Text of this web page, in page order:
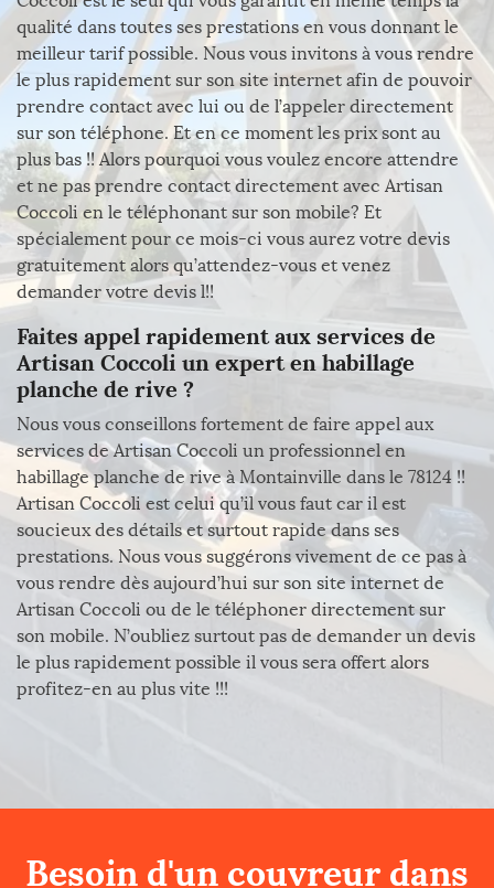
qualité dans toutes ses prestations en vous donnant le
meilleur tarif possible. Nous vous invitons à vous rendre
le plus rapidement sur son site internet afin de pouvoir
prendre contact avec lui ou de l’appeler directement
sur son téléphone. Et en ce moment les prix sont au
plus bas !! Alors pourquoi vous voulez encore attendre
et ne pas prendre contact directement avec Artisan
Coccoli en le téléphonant sur son mobile? Et
spécialement pour ce mois-ci vous aurez votre devis
gratuitement alors qu’attendez-vous et venez
demander votre devis l!!
Faites appel rapidement aux services de
Artisan Coccoli un expert en habillage
planche de rive ?
Nous vous conseillons fortement de faire appel aux
services de Artisan Coccoli un professionnel en
habillage planche de rive à Montainville dans le 78124 !!
Artisan Coccoli est celui qu’il vous faut car il est
soucieux des détails et surtout rapide dans ses
prestations. Nous vous suggérons vivement de ce pas à
vous rendre dès aujourd’hui sur son site internet de
Artisan Coccoli ou de le téléphoner directement sur
son mobile. N’oubliez surtout pas de demander un devis
le plus rapidement possible il vous sera offert alors
profitez-en au plus vite !!!
Besoin d'un couvreur dans